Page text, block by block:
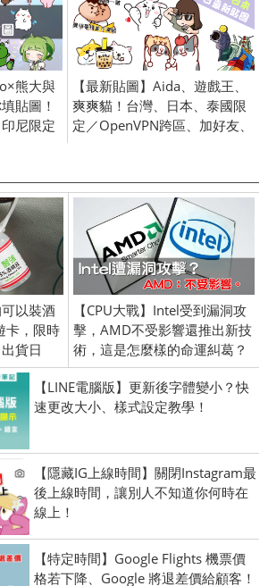
熊大與
貼圖！
尼限定
【最新貼圖】Aida、遊戲王、
爽爽貓！台灣、日本、泰國限
定／OpenVPN跨區、加好友、
可以裝酒
卡，限時
貨日
【CPU大戰】Intel受到漏洞攻
擊，AMD不受影響還推出新技
術，這是怎麼樣的命運糾葛？
【LINE電腦版】更新後字體變小？快
速更改大小、樣式設定教學！
【隱藏IG上線時間】關閉Instagram最
後上線時間，讓別人不知道你何時在
線上！
【特定時間】Google Flights 機票價
格若下降、Google 將退差價給顧客！